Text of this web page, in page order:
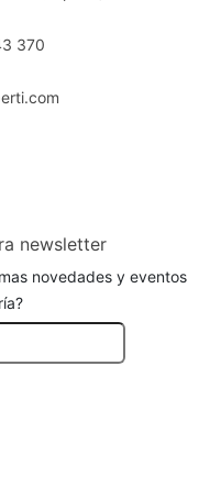
370
newsletter
novedades y eventos